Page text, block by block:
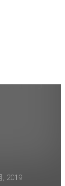
3件
丁角
, 2019